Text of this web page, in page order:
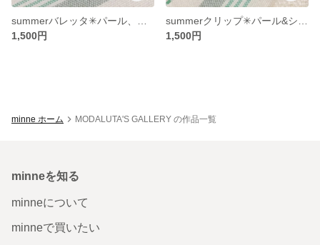
1,500円
1,500円
minne ホーム MODALUTA'S GALLERY の作品一覧
minneを知る
minneについて
minneで買いたい